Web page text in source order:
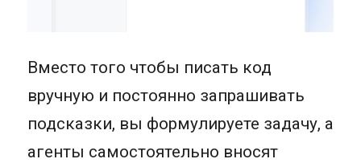
Вместо того чтобы писать код
вручную и постоянно запрашивать
подсказки, вы формулируете задачу, а
агенты самостоятельно вносят